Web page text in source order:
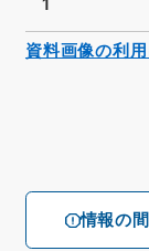
情報の
1
資料画像の利